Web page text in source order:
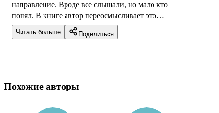
направление. Вроде все слышали, но мало кто
понял. В книге автор переосмысливает это
древнее учение привязывая его к...
Читать больше Поделиться
Похожие авторы